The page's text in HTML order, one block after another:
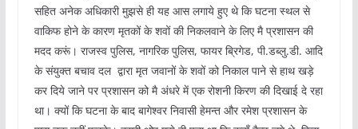
सहित अनेक अधिकारी मुझसे ही यह आस लगाये हुए थे कि घटना स्थल से
वाकिफ होने के कारण मृतकों के शवों की निकलवाने के लिए मै प्रशासन की
मदद करूं। राजस्व पुलिस, नागरिक पुलिस, फायर ब्रिगेड, पी.डब्लु.डी. आदि
के संयुक्त बचाव दल द्वारा मृत जवानों के शवों को निकाल पाने से हाथ खड़े
कर दिये जाने पर प्रशासन को मै अंधरे में एक रोशनी किरण की दिखाई दे रहा
था। क्यों कि घटना के बाद बागेश्वर निवासी हेमन्त और रमेश प्रशासन के